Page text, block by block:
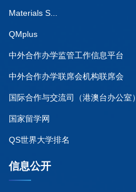
Materials S...
QMplus
中外合作办学监管工作信息平台
中外合作办学联席会机构联席会
国际合作与交流司（港澳台办公室）
国家留学网
QS世界大学排名
信息公开